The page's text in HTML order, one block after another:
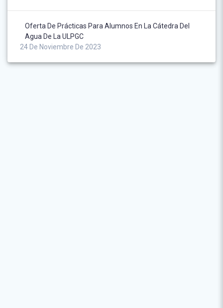
Oferta De Prácticas Para Alumnos En La Cátedra Del
Agua De La ULPGC
24 De Noviembre De 2023